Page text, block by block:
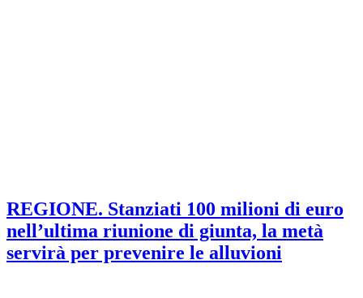
REGIONE. Stanziati 100 milioni di euro
nell’ultima riunione di giunta, la metà
servirà per prevenire le alluvioni